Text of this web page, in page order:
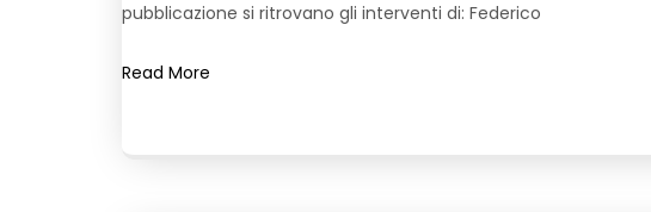
pubblicazione si ritrovano gli interventi di: Federico
Read More